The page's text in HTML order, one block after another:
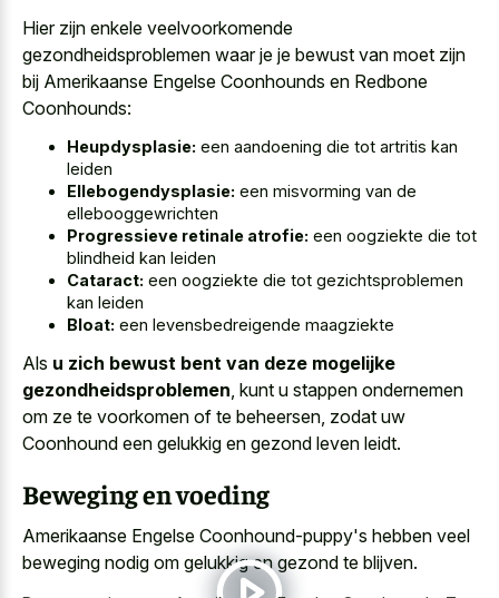
Hier zijn enkele veelvoorkomende
gezondheidsproblemen waar je je bewust van moet zijn
bij Amerikaanse Engelse Coonhounds en Redbone
Coonhounds:
Heupdysplasie: een aandoening die tot artritis kan
leiden
Ellebogendysplasie: een misvorming van de
ellebooggewrichten
Progressieve retinale atrofie: een oogziekte die tot
blindheid kan leiden
Cataract: een oogziekte die tot gezichtsproblemen
kan leiden
Bloat: een levensbedreigende maagziekte
Als u zich bewust bent van deze mogelijke
gezondheidsproblemen, kunt u stappen ondernemen
om ze te voorkomen of te beheersen, zodat uw
Coonhound een gelukkig en gezond leven leidt.
Beweging en voeding
Amerikaanse Engelse Coonhound-puppy's hebben veel
beweging nodig om gelukkig en gezond te blijven.